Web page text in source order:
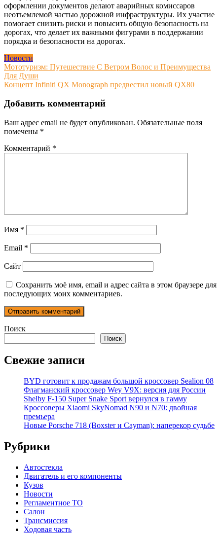
оформлении документов делают аварийных комиссаров
неотъемлемой частью дорожной инфраструктуры. Их участие
помогает снизить риски и повысить общую безопасность на
дорогах, что делает их важными фигурами в поддержании
порядка и безопасности на дорогах.
Новости
Навигация
по
Мототуризм: Путешествие С Ветром Волос и Преимущества
Для Души
Концепт Infiniti QX Monograph предвестил новый QX80
Добавить комментарий
Ваш адрес email не будет опубликован. Обязательные поля
помечены *
Комментарий *
Имя *
Email *
Сайт
Сохранить моё имя, email и адрес сайта в этом браузере для
последующих моих комментариев.
Поиск
Поиск
Свежие записи
BYD готовит к продажам большой кроссовер Sealion 08
Флагманский кроссовер Wey V9X: версия для России
Shelby F-150 Super Snake Sport вернулся в гамму
Кроссоверы Xiaomi SkyNomad N90 и N70: двойная
премьера
Новые Porsche 718 (Boxster и Cayman): наперекор судьбе
Рубрики
Автостекла
Двигатель и его компоненты
Кузов
Новости
Регламентное ТО
Салон
Трансмиссия
Ходовая часть